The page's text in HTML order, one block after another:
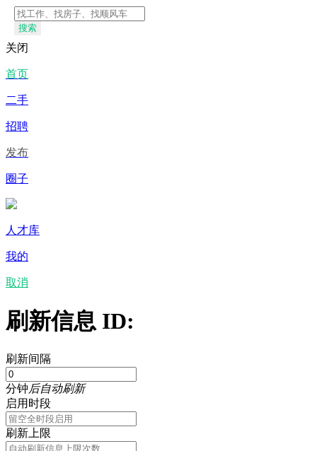
搜索
关闭
首页
二手
招聘
发布
圈子
人才库
我的
取消
刷新信息 ID:
刷新间隔
分钟后自动刷新
启用时段
刷新上限